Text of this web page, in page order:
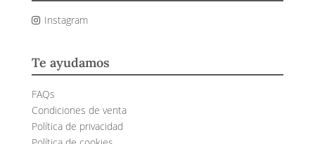
Instagram
Te ayudamos
FAQs
Condiciones de venta
Política de privacidad